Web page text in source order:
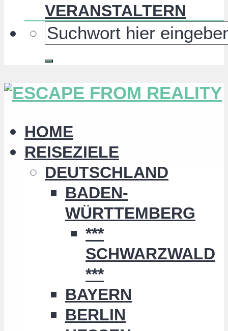
VERANSTALTERN
HOME
REISEZIELE
DEUTSCHLAND
BADEN-
WÜRTTEMBERG
***
SCHWARZWALD
***
BAYERN
BERLIN